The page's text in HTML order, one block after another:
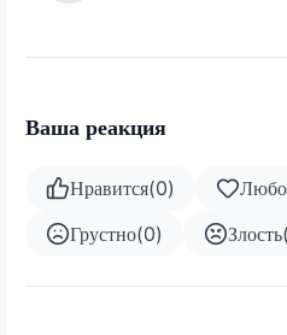
Ваша реакция
Нравится(0)
Грустно(0) Злость(